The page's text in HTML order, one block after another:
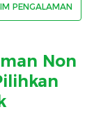
PENGALAMAN
Non